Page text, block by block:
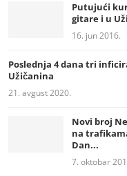
7.
17.
Putujući
gitare i u
16. jun 2016.
Poslednja 4 dana tri
Užičanina
21. avgust 2020.
Novi broj
na
Dan...
7. oktobar